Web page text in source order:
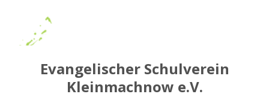
Evangelischer Schulverein
Kleinmachnow e.V.